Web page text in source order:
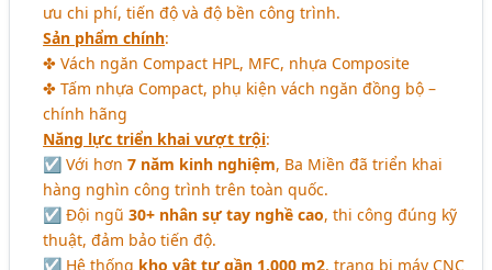
ưu chi phí, tiến độ và độ bền công trình.
Sản phẩm chính:
✤ Vách ngăn Compact HPL, MFC, nhựa Composite
✤ Tấm nhựa Compact, phụ kiện vách ngăn đồng bộ –
chính hãng
Năng lực triển khai vượt trội:
☑ Với hơn7 năm kinh nghiệm, Ba Miền đã triển khai
hàng nghìn công trình trên toàn quốc.
☑ Đội ngũ30+ nhân sự tay nghề cao, thi công đúng kỹ
thuật, đảm bảo tiến độ.
☑ Hệ thống kho vật tư gần 1.000 m2, trang bị máy CNC